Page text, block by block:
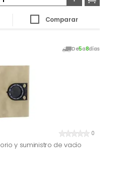
Comparar
De5a8días
0
y suministro de vacío